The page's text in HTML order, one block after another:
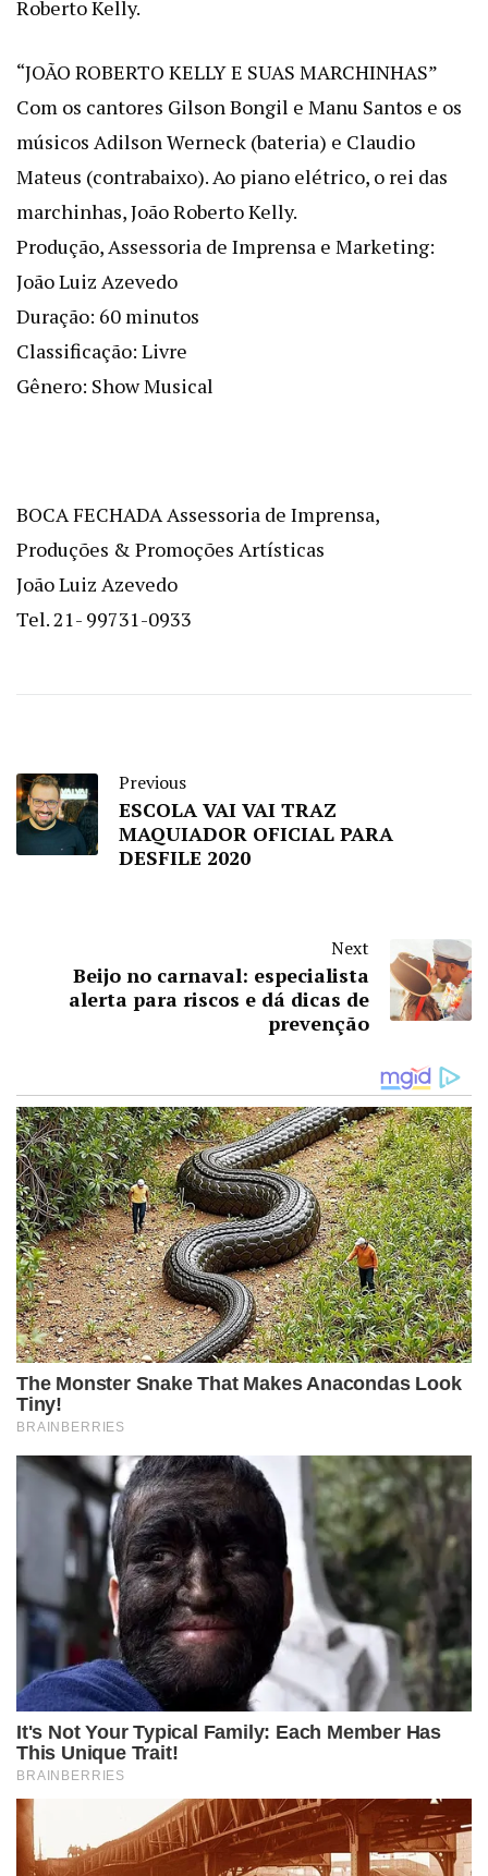
Roberto Kelly.
“JOÃO ROBERTO KELLY E SUAS MARCHINHAS”
Com os cantores Gilson Bongil e Manu Santos e os
músicos Adilson Werneck (bateria) e Claudio
Mateus (contrabaixo). Ao piano elétrico, o rei das
marchinhas, João Roberto Kelly.
Produção, Assessoria de Imprensa e Marketing:
João Luiz Azevedo
Duração: 60 minutos
Classificação: Livre
Gênero: Show Musical
BOCA FECHADA Assessoria de Imprensa,
Produções & Promoções Artísticas
João Luiz Azevedo
Tel. 21- 99731-0933
Previous
ESCOLA VAI VAI TRAZ
MAQUIADOR OFICIAL PARA
DESFILE 2020
Next
Beijo no carnaval: especialista
alerta para riscos e dá dicas de
prevenção